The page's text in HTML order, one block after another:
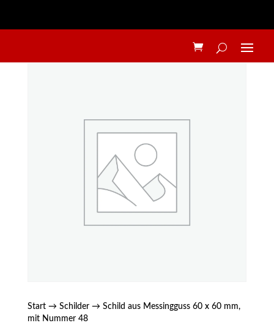
Start→ Schilder→ Schild aus Messingguss 60 x 60 mm,
mit Nummer 48